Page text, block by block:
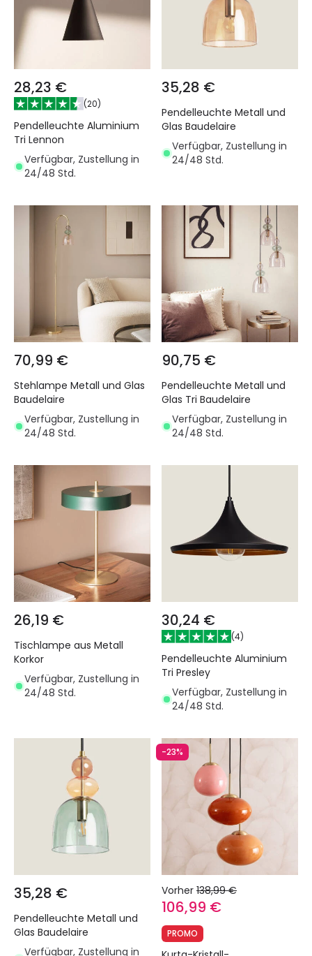
28,23 €
(20)
Pendelleuchte Aluminium
Tri Lennon
Verfügbar, Zustellung in
24/48 Std.
35,28 €
Pendelleuchte Metall und
Glas Baudelaire
Verfügbar, Zustellung in
24/48 Std.
70,99 €
Stehlampe Metall und Glas
Baudelaire
Verfügbar, Zustellung in
24/48 Std.
90,75 €
Pendelleuchte Metall und
Glas Tri Baudelaire
Verfügbar, Zustellung in
24/48 Std.
26,19 €
Tischlampe aus Metall
Korkor
Verfügbar, Zustellung in
24/48 Std.
30,24 €
(4)
Pendelleuchte Aluminium
Tri Presley
Verfügbar, Zustellung in
24/48 Std.
35,28 €
Pendelleuchte Metall und
Glas Baudelaire
Verfügbar, Zustellung in
-23%
Vorher 138,99 €
106,99 €
PROMO